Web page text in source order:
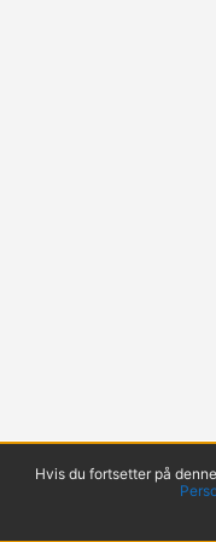
Hvis du fortsetter på